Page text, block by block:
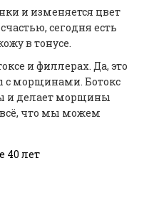
и изменяется цвет
сегодня есть
в тонусе.
и филлерах. Да, это
с морщинами. Ботокс
и делает морщины
что мы можем
40 лет